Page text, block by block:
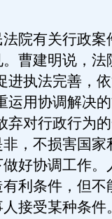
院有关行政案
曹建明说，法
进执法完善，
运用协调解决
弃对行政行为
，不损害国家
好协调工作。
利条件，但不
接受某种条件